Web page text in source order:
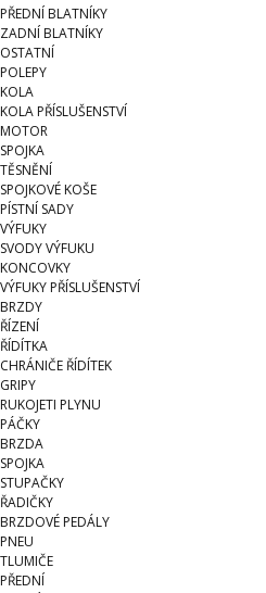
PŘEDNÍ BLATNÍKY
ZADNÍ BLATNÍKY
OSTATNÍ
POLEPY
KOLA
KOLA PŘÍSLUŠENSTVÍ
MOTOR
SPOJKA
TĚSNĚNÍ
SPOJKOVÉ KOŠE
PÍSTNÍ SADY
VÝFUKY
SVODY VÝFUKU
KONCOVKY
VÝFUKY PŘÍSLUŠENSTVÍ
BRZDY
ŘÍZENÍ
ŘÍDÍTKA
CHRÁNIČE ŘÍDÍTEK
GRIPY
RUKOJETI PLYNU
PÁČKY
BRZDA
SPOJKA
STUPAČKY
ŘADIČKY
BRZDOVÉ PEDÁLY
PNEU
TLUMIČE
PŘEDNÍ